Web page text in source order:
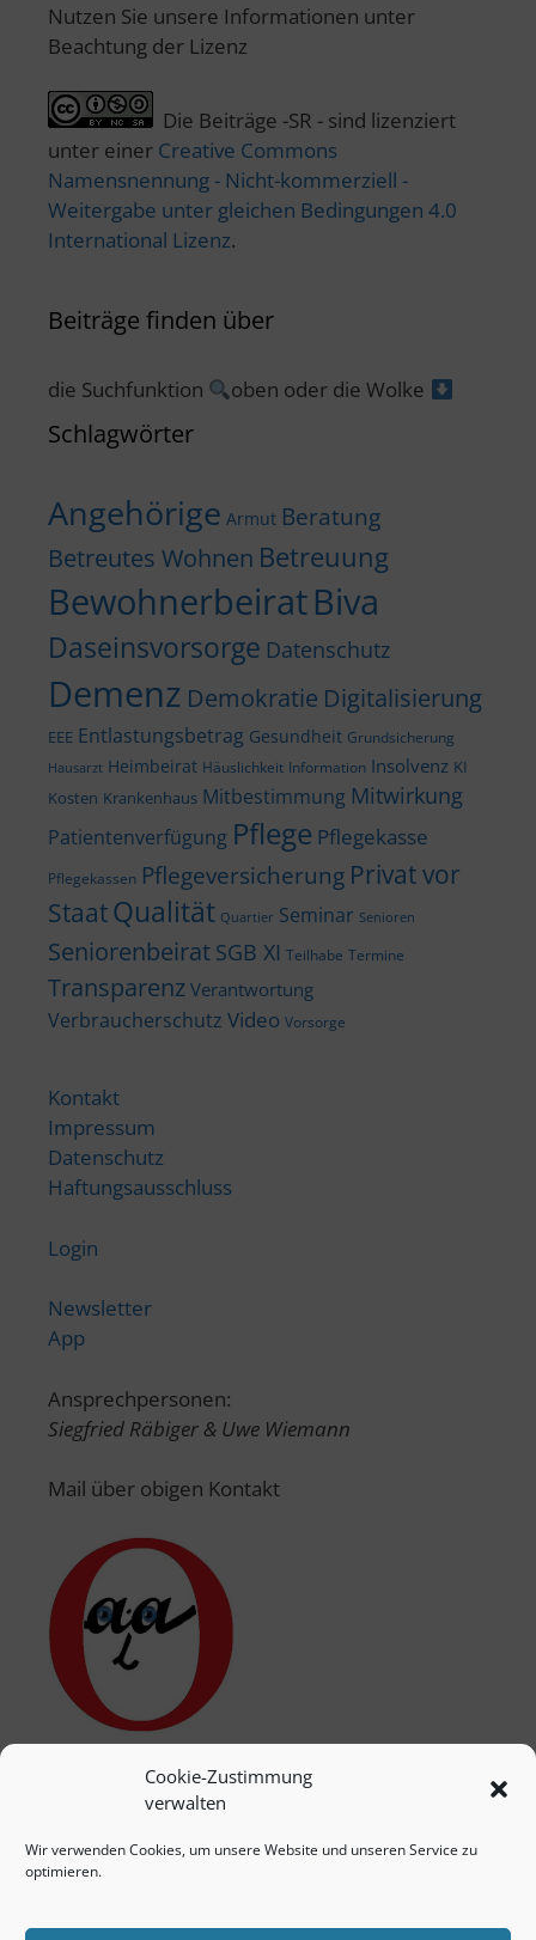
Cookie-Zustimmung
verwalten
Wir verwenden Cookies, um unsere Website und unseren Service zu
optimieren.
Nutzen Sie unsere Informationen unter
Beachtung der Lizenz
Die Beiträge -SR - sind lizenziert
unter einer Creative Commons
Namensnennung - Nicht-kommerziell -
Weitergabe unter gleichen Bedingungen 4.0
International Lizenz.
Beiträge finden über
die Suchfunktion oben oder die Wolke
Schlagwörter
Angehörige Armut Beratung
Betreutes Wohnen Betreuung
BewohnerbeiratBiva
Daseinsvorsorge Datenschutz
Demenz Demokratie Digitalisierung
EEE Entlastungsbetrag Gesundheit Grundsicherung
Hausarzt Heimbeirat Häuslichkeit Information Insolvenz KI
Kosten Krankenhaus Mitbestimmung Mitwirkung
Patientenverfügung Pflege Pflegekasse
Pflegekassen Pflegeversicherung Privat vor
StaatQualität Quartier Seminar Senioren
Seniorenbeirat SGB XI Teilhabe Termine
Transparenz Verantwortung
Verbraucherschutz Video Vorsorge
Kontakt
Impressum
Datenschutz
Haftungsausschluss
Login
Newsletter
App
Ansprechpersonen:
Siegfried Räbiger & Uwe Wiemann
Mail über obigen Kontakt